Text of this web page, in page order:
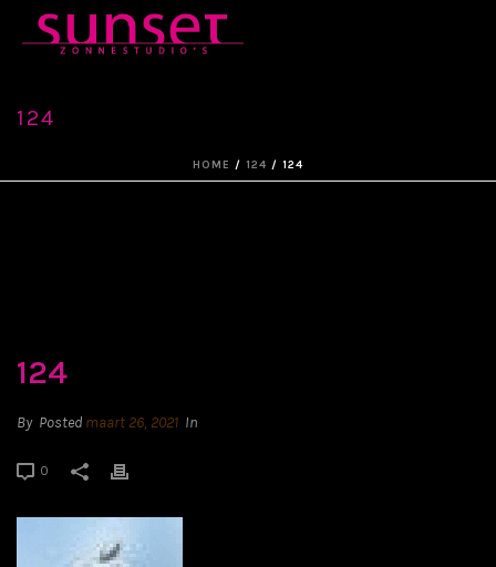
124
HOME / 124 / 124
124
By Posted maart 26, 2021 In
0